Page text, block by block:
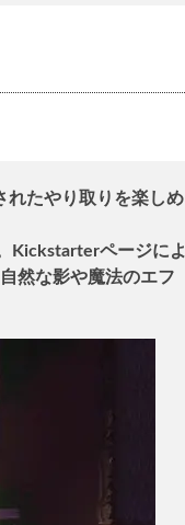
れたやり取りを楽しめ
Kickstarterページによ
然な影や魔法のエフ